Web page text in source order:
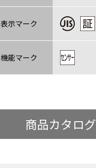
表示マーク
機能マーク
商品カタログ